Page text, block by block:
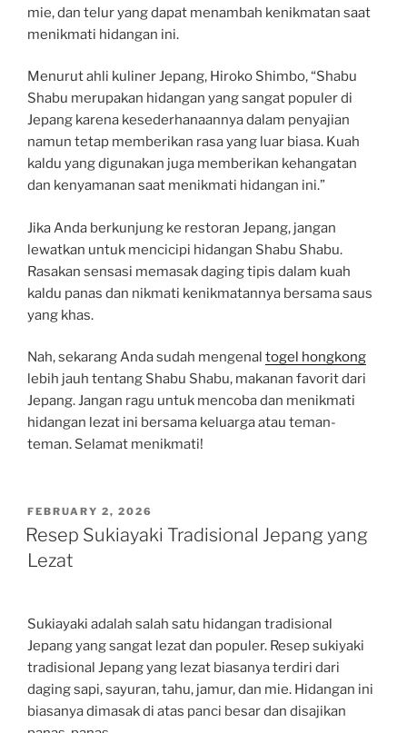
mie, dan telur yang dapat menambah kenikmatan saat
menikmati hidangan ini.
Menurut ahli kuliner Jepang, Hiroko Shimbo, “Shabu
Shabu merupakan hidangan yang sangat populer di
Jepang karena kesederhanaannya dalam penyajian
namun tetap memberikan rasa yang luar biasa. Kuah
kaldu yang digunakan juga memberikan kehangatan
dan kenyamanan saat menikmati hidangan ini.”
Jika Anda berkunjung ke restoran Jepang, jangan
lewatkan untuk mencicipi hidangan Shabu Shabu.
Rasakan sensasi memasak daging tipis dalam kuah
kaldu panas dan nikmati kenikmatannya bersama saus
yang khas.
Nah, sekarang Anda sudah mengenal togel hongkong
lebih jauh tentang Shabu Shabu, makanan favorit dari
Jepang. Jangan ragu untuk mencoba dan menikmati
hidangan lezat ini bersama keluarga atau teman-
teman. Selamat menikmati!
POSTED
ON
FEBRUARY 2, 2026
Resep Sukiayaki Tradisional Jepang yang
Lezat
Sukiayaki adalah salah satu hidangan tradisional
Jepang yang sangat lezat dan populer. Resep sukiyaki
tradisional Jepang yang lezat biasanya terdiri dari
daging sapi, sayuran, tahu, jamur, dan mie. Hidangan ini
biasanya dimasak di atas panci besar dan disajikan